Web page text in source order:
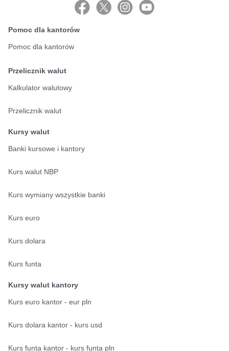
Pomoc dla kantorów
Pomoc dla kantorów
Przelicznik walut
Kalkulator walutowy
Przelicznik walut
Kursy walut
Banki kursowe i kantory
Kurs walut NBP
Kurs wymiany wszystkie banki
Kurs euro
Kurs dolara
Kurs funta
Kursy walut kantory
Kurs euro kantor - eur pln
Kurs dolara kantor - kurs usd
Kurs funta kantor - kurs funta pln